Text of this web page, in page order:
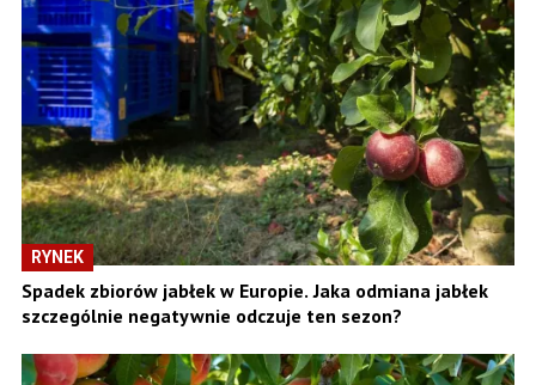
RYNEK
Spadek zbiorów jabłek w Europie. Jaka odmiana jabłek
szczególnie negatywnie odczuje ten sezon?